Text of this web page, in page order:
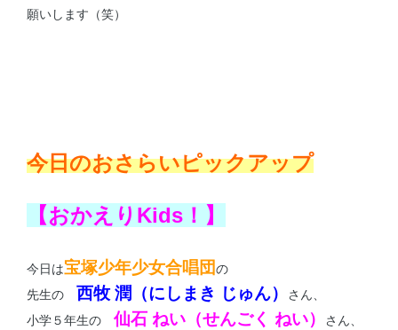
願いします（笑）
今日のおさらいピックアップ
【おかえりKids！】
今日は宝塚少年少女合唱団の
先生の 西牧 潤（にしまき じゅん）
さん、
小学５年生の 仙石 ねい（せんごく ねい）
さん、